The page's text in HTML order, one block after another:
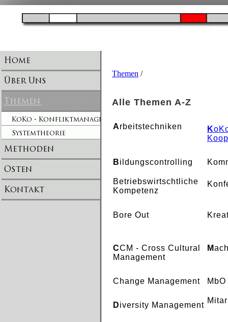
Themen /
Alle Themen A-Z
Arbeitstechniken K
Bildungscontrolling
Betriebswirtschtliche
Kompetenz
Bore Out
CCM - Cross Cultural
Management
M
Change Management
Diversity Management